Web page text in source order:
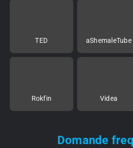
TED aShemaleTube
Rokfin Videa
Domande